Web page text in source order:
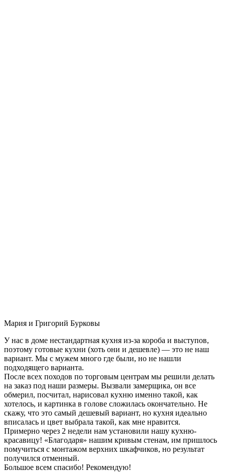
Мария и Григорий Бурковы
У нас в доме нестандартная кухня из-за короба и выступов,
поэтому готовые кухни (хоть они и дешевле) — это не наш
вариант. Мы с мужем много где были, но не нашли
подходящего варианта.
После всех походов по торговым центрам мы решили делать
на заказ под наши размеры. Вызвали замерщика, он все
обмерил, посчитал, нарисовал кухню именно такой, как
хотелось, и картинка в голове сложилась окончательно. Не
скажу, что это самый дешевый вариант, но кухня идеально
вписалась и цвет выбрала такой, как мне нравится.
Примерно через 2 недели нам установили нашу кухню-
красавицу! «Благодаря» нашим кривым стенам, им пришлось
помучиться с монтажом верхних шкафчиков, но результат
получился отменный.
Большое всем спасибо! Рекомендую!